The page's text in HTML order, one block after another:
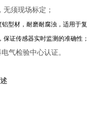
须现场标定；
型材，耐磨耐腐浊，适用于复
证传感器实时监测的准确性；
气检验中心认证。